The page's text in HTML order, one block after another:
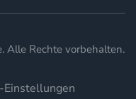
Alle Rechte vorbehalten.
Einstellungen